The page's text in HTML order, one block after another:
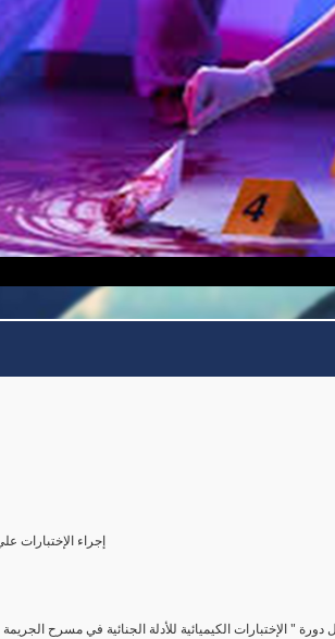
( إجراء
دورة " الإختبارات الكيميائية للأدلة الجنائية في مسرح